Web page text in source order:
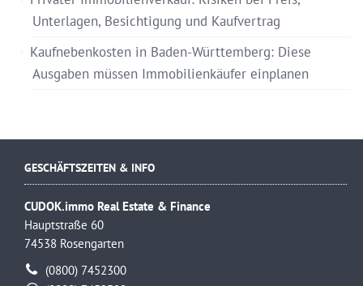
Unterlagen, Besichtigung und Kaufvertrag
Kaufnebenkosten in Baden-Württemberg: Diese
Ausgaben müssen Immobilienkäufer einplanen
GESCHÄFTSZEITEN & INFO
CUDOK.immo Real Estate & Finance
Hauptstraße 60
74538 Rosengarten
(0800) 7452300